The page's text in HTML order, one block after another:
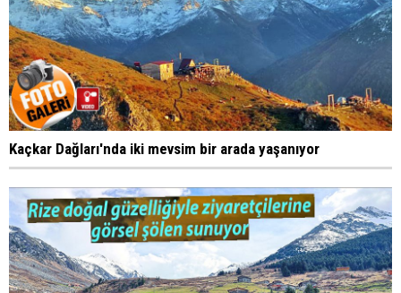
Kaçkar Dağları'nda iki mevsim bir arada yaşanıyor